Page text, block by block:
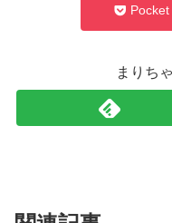
Pocket
まりち